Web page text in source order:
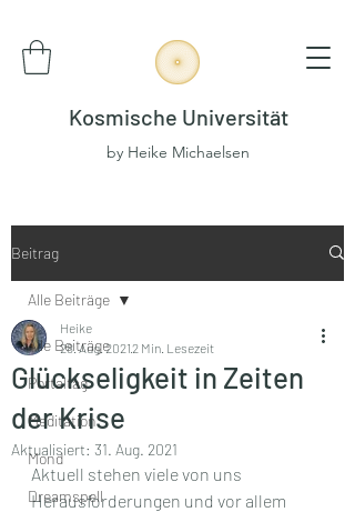
Kosmische Universität
by Heike Michaelsen
Beitrag
Alle Beiträge
Portaltag
Meditation
Mond
Dreamspell
Alle Beiträge
Glückseligkeit in Zeiten
der Krise
Heike
28. Aug. 20212 Min. Lesezeit
Aktualisiert: 31. Aug. 2021
Aktuell stehen viele von uns
Herausforderungen und vor allem